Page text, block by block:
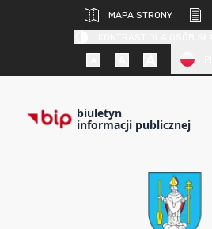
MAPA STRONY
biuletyn
informacji publicznej